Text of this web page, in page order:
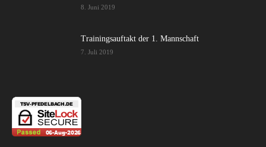
8. Juni 2019
Trainingsauftakt der 1. Mannschaft
7. Juli 2019